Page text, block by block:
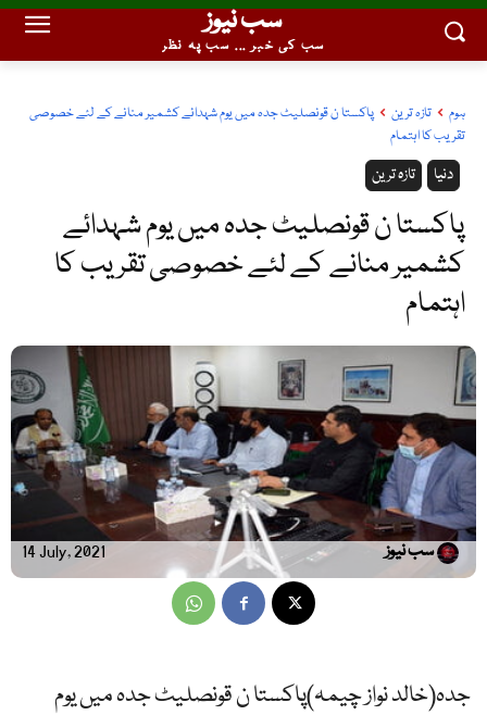
سب نیوز
سب کی خبر ... سب پہ نظر
ہوم تازہ ترین
پاکستا ن قونصلیٹ جدہ میں یوم شہدائے کشمیر منانے کے لئے خصوصی
تقریب کا اہتمام
تازہ ترین دنیا
پاکستا ن قونصلیٹ جدہ میں یوم شہدائے
کشمیر منانے کے لئے خصوصی تقریب کا
اہتمام
14 July, 2021 سب نیوز
جدہ(خالد نواز چیمہ)پاکستا ن قونصلیٹ جدہ میں یوم